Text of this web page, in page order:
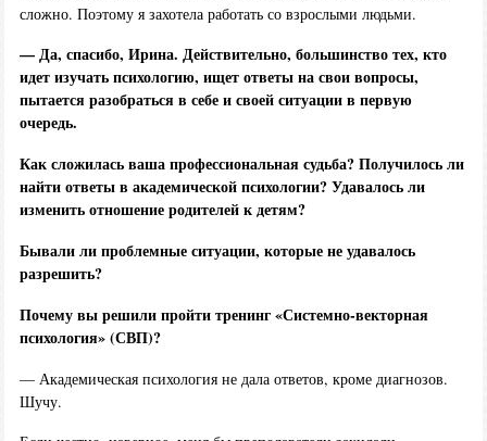
сложно. Поэтому я захотела работать со взрослыми людьми.
— Да, спасибо, Ирина. Действительно, большинство тех, кто
идет изучать психологию, ищет ответы на свои вопросы,
пытается разобраться в себе и своей ситуации в первую
очередь.
Как сложилась ваша профессиональная судьба? Получилось ли
найти ответы в академической психологии? Удавалось ли
изменить отношение родителей к детям?
Бывали ли проблемные ситуации, которые не удавалось
разрешить?
Почему вы решили пройти тренинг «Системно-векторная
психология» (СВП)?
— Академическая психология не дала ответов, кроме диагнозов.
Шучу.